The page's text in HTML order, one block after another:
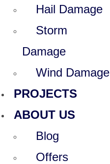
Hail Damage
Storm
Damage
Wind Damage
PROJECTS
ABOUT US
Blog
Offers